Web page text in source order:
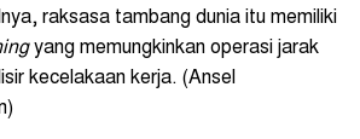
raksasa tambang dunia itu memiliki
yang memungkinkan operasi jarak
kecelakaan kerja. (Ansel